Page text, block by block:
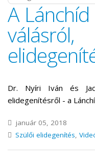
A
Dr. Nyíri Iván és
elidegenítésről - a
január 05, 2018
Szülői elidegenítés,